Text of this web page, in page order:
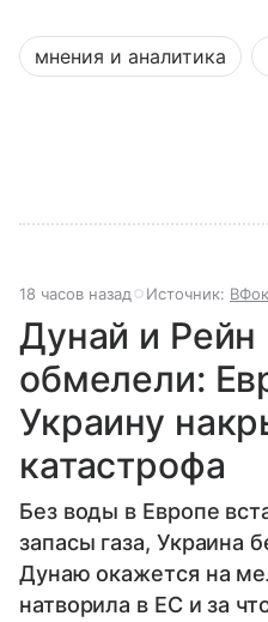
мнения и аналитика
18 часов назад Источник:
Дунай и Рейн
обмелели:
Украину
катастрофа
Без воды в Европе
запасы газа, Украина
Дунаю окажется на
натворила в ЕС и за